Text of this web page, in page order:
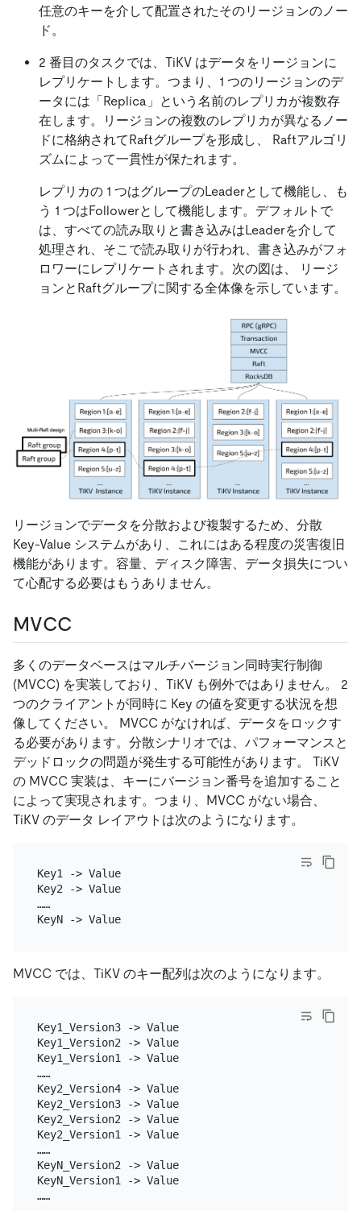
任意のキーを介して配置されたそのリージョンのノー
ド。
2 番目のタスクでは、TiKV はデータをリージョンに
レプリケートします。つまり、1 つのリージョンのデ
ータには「Replica」という名前のレプリカが複数存
在します。リージョンの複数のレプリカが異なるノー
ドに格納されてRaftグループを形成し、 Raftアルゴリ
ズムによって一貫性が保たれます。
レプリカの 1 つはグループのLeaderとして機能し、も
う 1 つはFollowerとして機能します。デフォルトで
は、すべての読み取りと書き込みはLeaderを介して
処理され、そこで読み取りが行われ、書き込みがフォ
ロワーにレプリケートされます。次の図は、 リージ
ョンとRaftグループに関する全体像を示しています。
リージョンでデータを分散および複製するため、分散
Key-Value システムがあり、これにはある程度の災害復旧
機能があります。容量、ディスク障害、データ損失につい
て心配する必要はもうありません。
MVCC
多くのデータベースはマルチバージョン同時実行制御
(MVCC) を実装しており、TiKV も例外ではありません。 2
つのクライアントが同時に Key の値を変更する状況を想
像してください。 MVCC がなければ、データをロックす
る必要があります。分散シナリオでは、パフォーマンスと
デッドロックの問題が発生する可能性があります。 TiKV
の MVCC 実装は、キーにバージョン番号を追加すること
によって実現されます。つまり、MVCC がない場合、
TiKV のデータ レイアウトは次のようになります。
Key1 -> Value
Key2 -> Value
……
KeyN -> Value
MVCC では、TiKV のキー配列は次のようになります。
Key1_Version3 -> Value
Key1_Version2 -> Value
Key1_Version1 -> Value
……
Key2_Version4 -> Value
Key2_Version3 -> Value
Key2_Version2 -> Value
Key2_Version1 -> Value
……
KeyN_Version2 -> Value
KeyN_Version1 -> Value
……